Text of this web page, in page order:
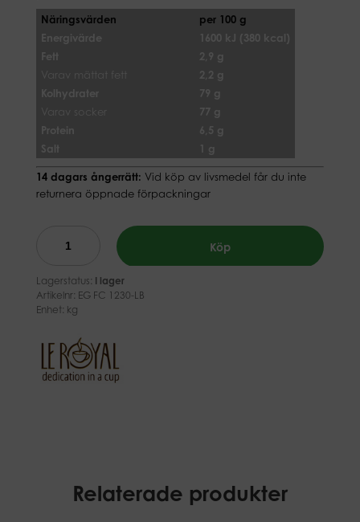
Näringsvärden
per 100 g
Energivärde
1600 kJ (380 kcal)
Fett
2,9 g
Varav mättat fett
2,2 g
Kolhydrater
79 g
Varav socker
77 g
Protein
6,5 g
Salt
1 g
14 dagars ångerrätt: Vid köp av livsmedel får du inte
returnera öppnade förpackningar
Köp
Lagerstatus: I lager
Artikelnr: EG FC 1230-LB
Enhet: kg
Relaterade produkter